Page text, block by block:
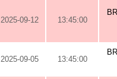
2025-09-12 13:45:00
2025-09-05 13:45:00